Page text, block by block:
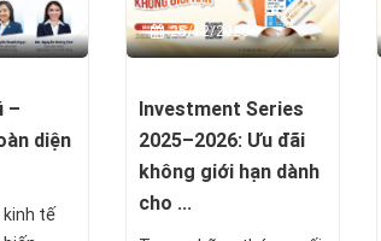
một
triệu đồng và chỉ từ 15
triệu đồng để bắt đầu lộ
Mỹ.
–
diện
kinh tế
25/12/2025
Investment Series
2025–2026: Ưu đãi
không giới hạn dành
cho ...